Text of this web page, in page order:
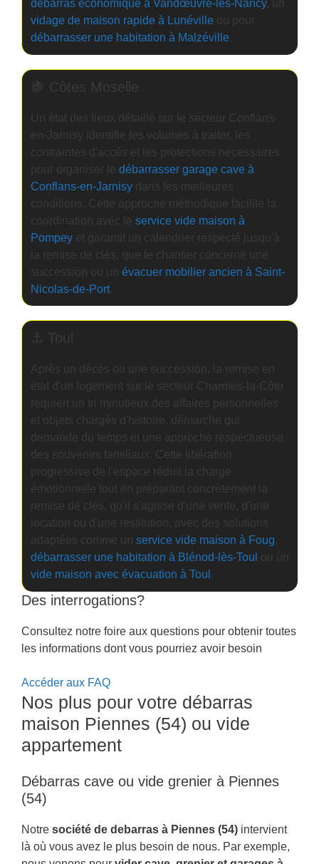
débarras économique à Vandœuvre-lès-Nancy, un
vidage de maison rapide à Lunévilleou pour
débarrasser une habitation à Malzéville.
🍇 Côtes Moselle
Un état des lieux détaillé sur le secteur Conflans-
en-Jarnisy identifie les volumes à traiter, les
contraintes d'accès et les protections nécessaires
pour organiser le débarrasser garage cave à
Conflans-en-Jarnisydans les meilleures
conditions. Cette approche méthodique facilite la
coordination avec le service vide maison à
Pompeyet garantit un calendrier respecté jusqu'à
la remise de clés, que le chantier concerne une
succession ou un évacuer mobilier ancien à Saint-
Nicolas-de-Port.
⚓ Toul
Après un décès ou une succession, la remise en
état d'un logement sur le secteur Charmes-la-Côte
requiert un tri minutieux des affaires personnelles
et objets chargés d'histoire, démarche qui
demande du temps et une approche respectueuse
des souvenirs familiaux. Cette libération
progressive de l'espace réduit la charge
émotionnelle tout en préparant concrètement la
remise de clés, qu'il s'agisse d'une vente, d'une
location ou d'une restitution, avec des solutions
adaptées comme un service vide maison à Foug,
débarrasser une habitation à Blénod-lès-Toul ou un
vide maison avec évacuation à Toul
Des interrogations?
Consultez notre foire aux questions pour obtenir toutes
les informations dont vous pourriez avoir besoin
Accéder aux FAQ
Nos plus pour votre débarras
maison Piennes (54) ou vide
appartement
Débarras cave ou vide grenier à Piennes
(54)
Notre société de debarras à Piennes (54) intervient
là où vous avez le plus besoin de nous. Par exemple,